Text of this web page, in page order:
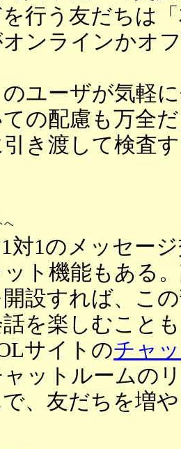
行う友だちは
ンラインかオ
ユーザが気軽
の配慮も万全
引き渡して検査
へ
対1のメッセー
ト機能もある
設すれば、こ
を楽しむこと
サイトのチャ
ットルームの
、友だちを増